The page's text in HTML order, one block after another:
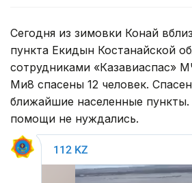
Сегодня из зимовки Конай
пункта Екидын Костанайской
сотрудниками «Казавиаспас»
Ми8 спасены 12 человек.
ближайшие населенные
помощи не нуждались.